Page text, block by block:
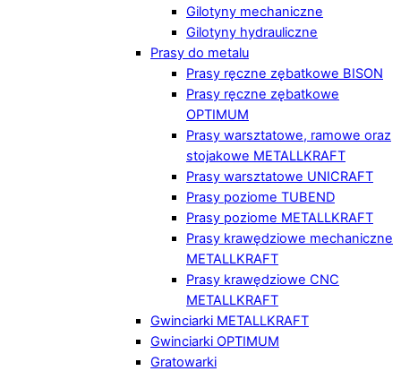
Gilotyny mechaniczne
Gilotyny hydrauliczne
Prasy do metalu
Prasy ręczne zębatkowe BISON
Prasy ręczne zębatkowe
OPTIMUM
Prasy warsztatowe, ramowe oraz
stojakowe METALLKRAFT
Prasy warsztatowe UNICRAFT
Prasy poziome TUBEND
Prasy poziome METALLKRAFT
Prasy krawędziowe mechaniczne
METALLKRAFT
Prasy krawędziowe CNC
METALLKRAFT
Gwinciarki METALLKRAFT
Gwinciarki OPTIMUM
Gratowarki